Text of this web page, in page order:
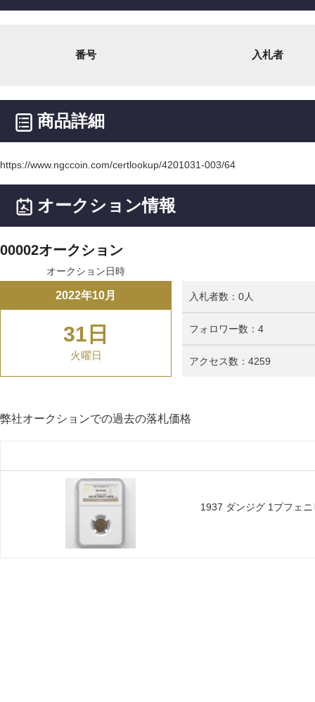
番号 入札者
商品詳細
https://www.ngccoin.com/certlookup/4201031-003/64
オークション情報
00002オークション
オークション日時
2022年10月
31日
火曜日
入札者数：0人
フォロワー数：4
アクセス数：4259
弊社オークションでの過去の落札価格
1937 ダンジグ 1プフェ